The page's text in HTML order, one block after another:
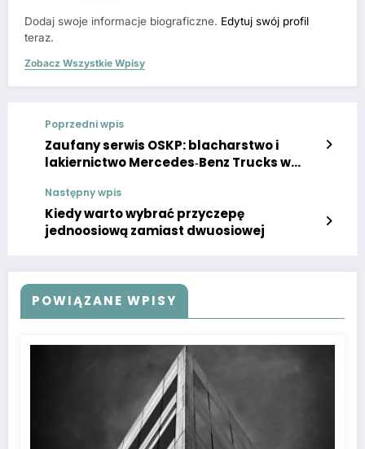
Dodaj swoje informacje biograficzne. Edytuj swój profil
teraz.
Zobacz Wszystkie Wpisy
Poprzedni wpis
Zaufany serwis OSKP: blacharstwo i
lakiernictwo Mercedes‑Benz Trucks w
Następny wpis
Kiedy warto wybrać przyczepę
jednoosiową zamiast dwuosiowej
POWIĄZANE WPISY